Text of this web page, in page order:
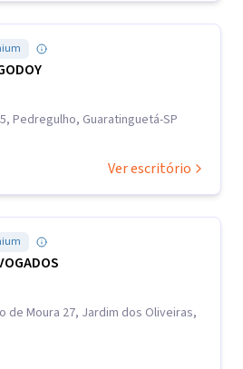
Pedregulho, Guaratinguetá-SP
Ver escritório
de Moura 27, Jardim dos Oliveiras,